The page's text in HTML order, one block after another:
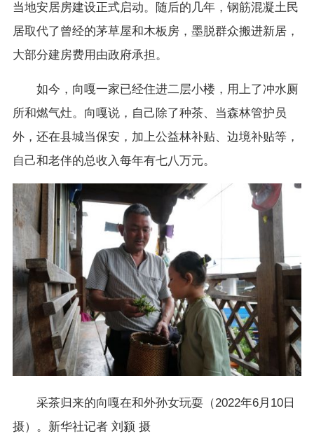
当地安居房建设正式启动。随后的几年，钢筋混凝土民
居取代了曾经的茅草屋和木板房，墨脱群众搬进新居，
大部分建房费用由政府承担。
如今，向嘎一家已经住进二层小楼，用上了冲水厕
所和燃气灶。向嘎说，自己除了种茶、当森林管护员
外，还在县城当保安，加上公益林补贴、边境补贴等，
自己和老伴的总收入每年有七八万元。
采茶归来的向嘎在和外孙女玩耍（2022年6月10日
摄）。新华社记者 刘颍 摄